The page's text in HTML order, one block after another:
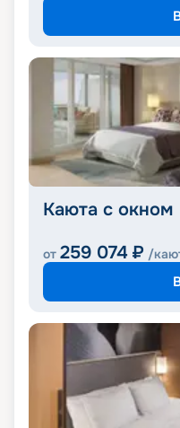
Каюта с окном
от 259 074 ₽ /